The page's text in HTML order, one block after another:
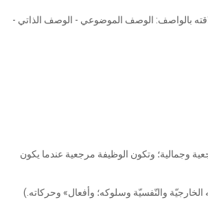
بالواصف: الوصف الموضوعي - الوصف الذاتي -
وجمالية؛ وتكون الوظيفة مرجعية عندما يكون
والنّفسيّة وسلوكه؛ وأفعال» وحركاته.)